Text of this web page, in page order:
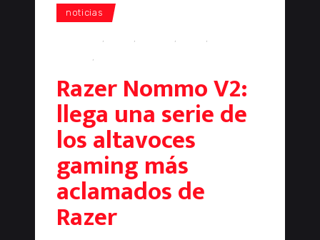
noticias
, , , ,
,
Razer Nommo V2:
llega una serie de
los altavoces
gaming más
aclamados de
Razer